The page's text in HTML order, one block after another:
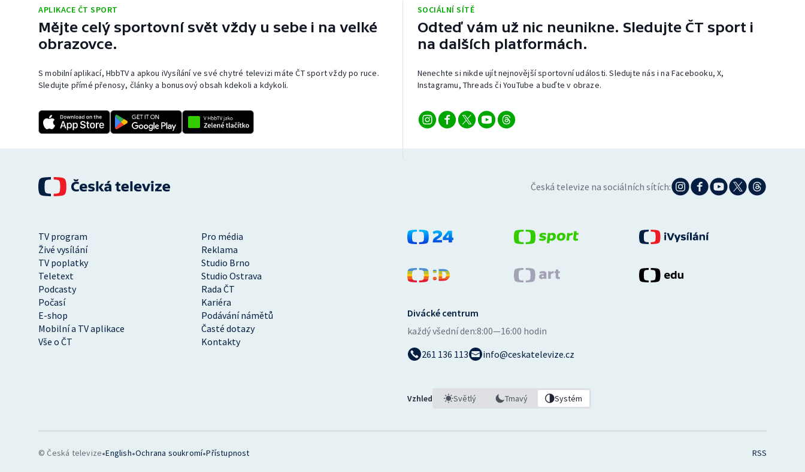
APLIKACE ČT SPORT
Mějte celý sportovní svět vždy u sebe i na velké
obrazovce.
S mobilní aplikací, HbbTV a apkou iVysílání ve své chytré televizi máte ČT sport vždy po ruce.
Sledujte přímé přenosy, články a bonusový obsah kdekoli a kdykoli.
SOCIÁLNÍ SÍTĚ
Odteď vám už nic neunikne. Sledujte ČT sport i
na dalších platformách.
Nenechte si nikde ujít nejnovější sportovní události. Sledujte nás i na Facebooku, X,
Instagramu, Threads či YouTube a buďte v obraze.
Česká televize na sociálních sítích:
TV program
Pro média
Živé vysílání
Reklama
TV poplatky
Studio Brno
Teletext
Studio Ostrava
Podcasty
Rada ČT
Počasí
Kariéra
E-shop
Podávání námětů
Mobilní a TV aplikace
Časté dotazy
Vše o ČT
Kontakty
Divácké centrum
každý všední den:8:00—16:00 hodin
261 136 113
info@ceskatelevize.cz
Vzhled Světlý Tmavý Systém
© Česká televize•English•Ochrana soukromí•Přístupnost RSS